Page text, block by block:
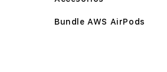
Bundle AWS AirPods